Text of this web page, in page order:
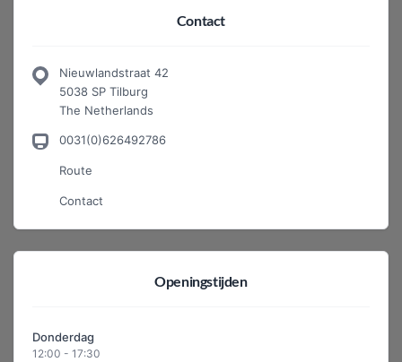
Contact
Nieuwlandstraat 42
5038 SP Tilburg
The Netherlands
0031(0)626492786
Route
Contact
Openingstijden
Donderdag
12:00 - 17:30